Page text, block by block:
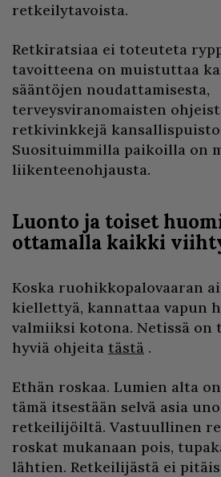
retkeilytavoista.
Retkiratsiaa ei toteuteta
tavoitteena on muistuttaa
sääntöjen noudattamisesta,
terveysviranomaisten
retkivinkkejä
Suosituimmilla paikoilla on
liikenteenohjausta.
Luonto ja toiset
ottamalla kaikki
Koska ruohikkopalovaaran
kiellettyä, kannattaa vapun
valmiiksi kotona. Netissä on
hyviä ohjeita tästä .
Ethän roskaa. Lumien alta
tämä itsestään selvä asia
retkeilijöiltä. Vastuullinen
roskat mukanaan pois,
lähtien. Retkeilijästä ei